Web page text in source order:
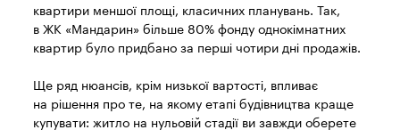
квартири меншої площі, класичних планувань. Так,
в ЖК «Мандарин» більше 80% фонду однокімнатних
квартир було придбано за перші чотири дні продажів.
Ще ряд нюансів, крім низької вартості, впливає
на рішення про те, на якому етапі будівництва краще
купувати: житло на нульовій стадії ви завжди оберете